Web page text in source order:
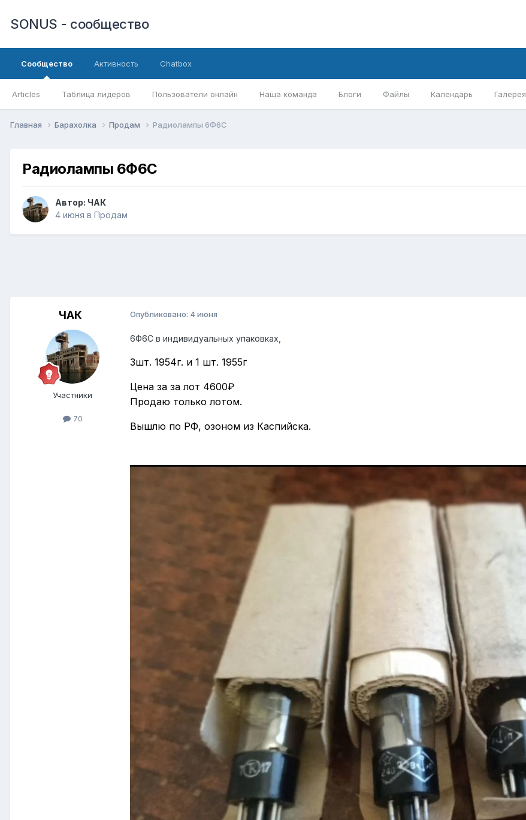
SONUS - сообщество
Сообщество
Articles Таблица лидеров Пользователи онлайн Наша команда Блоги Файлы Календарь Галерея
Активность Chatbox
Главная Барахолка Продам Радиолампы 6Ф6С
Радиолампы 6Ф6С
Автор: ЧАК
4 июня в Продам
ЧАК
Участники
70
Опубликовано: 4 июня
6Ф6С в индивидуальных упаковках,
3шт. 1954г. и 1 шт. 1955г
Цена за за лот 4600₽
Продаю только лотом.
Вышлю по РФ, озоном из Каспийска.